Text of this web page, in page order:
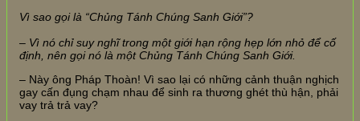
Vì sao gọi là “Chủng Tánh Chúng Sanh Giới”?
– Vì nó chỉ suy nghĩ trong một giới hạn rộng hẹp lớn nhỏ để cố
định, nên gọi nó là một Chủng Tánh Chúng Sanh Giới.
– Này ông Pháp Thoàn! Vì sao lại có những cảnh thuận nghịch
gay cấn đụng chạm nhau để sinh ra thương ghét thù hận, phải
vay trả trả vay?